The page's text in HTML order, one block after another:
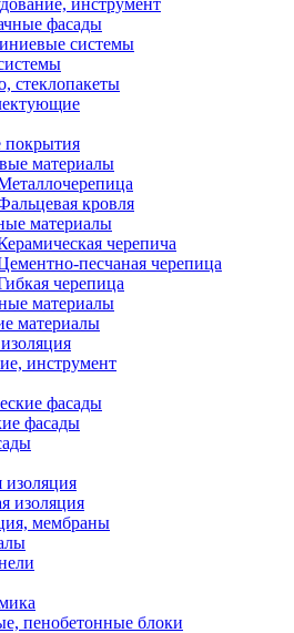
фасады
системы
стеклопакеты
покрытия
материалы
кровля
материалы
черепича
песчаная черепица
черепица
материалы
материалы
инструмент
фасады
фасады
изоляция
мембраны
пенобетонные блоки